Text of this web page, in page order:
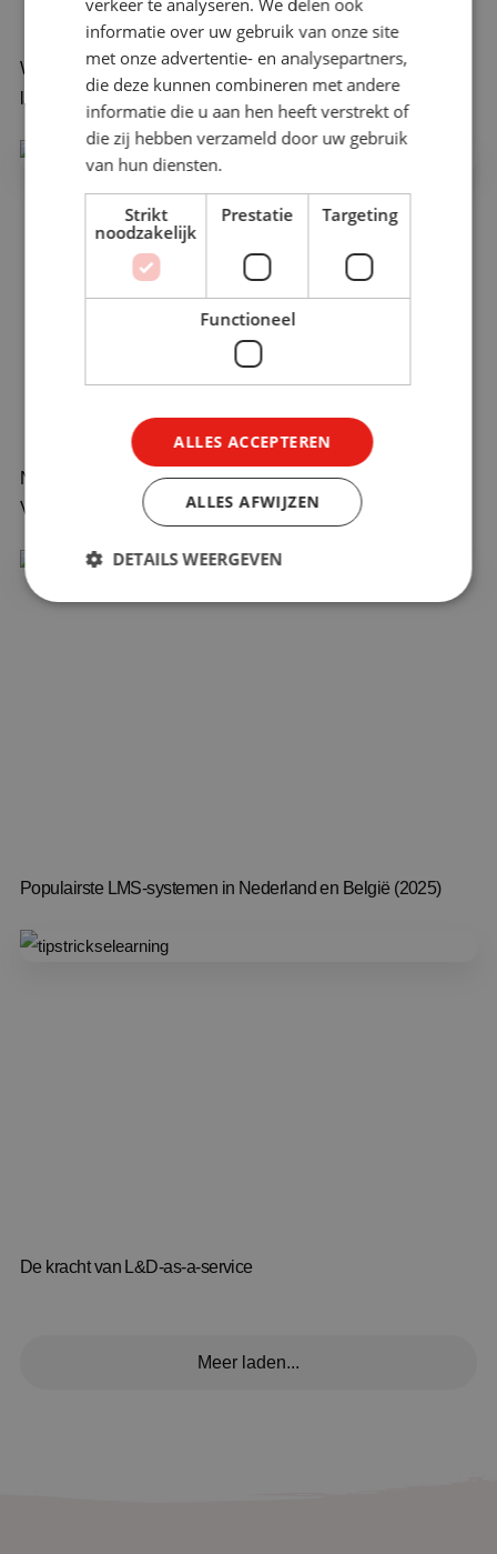
Waarom je bij L&D-implementaties eerst een learning-
landscape (leer‑ecosysteem) zou moeten ontwerpen
Nieuwe samenwerking: Spike Academy & Kaltura –
Videoleren voor de toekomst
Populairste LMS-systemen in Nederland en België (2025)
De kracht van L&D-as-a-service
Meer laden...
verkeer te analyseren. We delen ook
informatie over uw gebruik van onze site
met onze advertentie- en analysepartners,
die deze kunnen combineren met andere
informatie die u aan hen heeft verstrekt of
die zij hebben verzameld door uw gebruik
van hun diensten.
Strikt
noodzakelijk
Prestatie Targeting
Functioneel
ALLES ACCEPTEREN
ALLES AFWIJZEN
DETAILS WEERGEVEN